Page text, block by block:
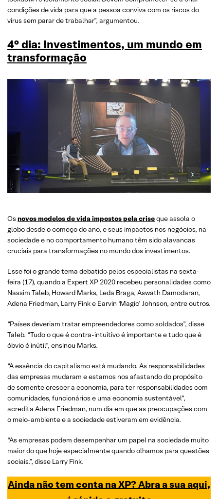
condições de vida para que a pessoa conviva com os riscos do
vírus sem parar de trabalhar”, argumentou.
4° dia: Investimentos, um mundo em
transformação
Os novos modelos de vida impostos pela criseque assola o
globo desde o começo do ano, e seus impactos nos negócios, na
sociedade e no comportamento humano têm sido alavancas
cruciais para transformações no mundo dos investimentos.
Esse foi o grande tema debatido pelos especialistas na sexta-
feira (17), quando a Expert XP 2020 recebeu personalidades como
Nassim Taleb, Howard Marks, Leda Braga, Aswath Damodaran,
Adena Friedman, Larry Fink e Earvin ‘Magic’ Johnson, entre outros.
“Países deveriam tratar empreendedores como soldados”, disse
Taleb. “Tudo o que é contra-intuitivo é importante e tudo que é
óbvio é inútil”, ensinou Marks.
“A essência do capitalismo está mudando. As responsabilidades
das empresas mudaram e estamos nos afastando do propósito
de somente crescer a economia, para ter responsabilidades com
comunidades, funcionários e uma economia sustentável”,
acredita Adena Friedman, num dia em que as preocupações com
o meio-ambiente e a sociedade estiveram em evidência.
“As empresas podem desempenhar um papel na sociedade muito
maior do que hoje especialmente quando olhamos para questões
sociais.”, disse Larry Fink.
Ainda não tem conta na XP? Abra a sua aqui,